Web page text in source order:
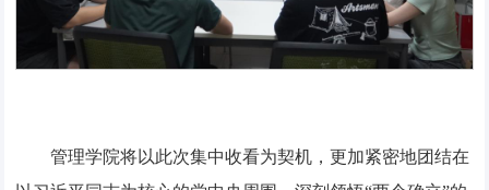
管理学院将以此次集中收看为契机，更加紧密地团结在